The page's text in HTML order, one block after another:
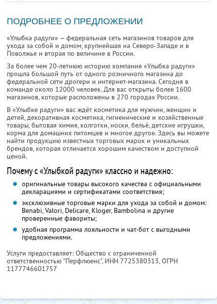
ПОДРОБНЕЕ О ПРЕДЛОЖЕНИИ
«Улыбка радуги» — федеральная сеть магазинов товаров для
ухода за собой и домом, крупнейшая на Северо-Западе и в
Поволжье и вторая по величине в России.
За более чем 20-летнюю историю компания «Улыбка радуги»
прошла большой путь от одного розничного магазина до
федеральной сети дрогери и интернет-магазина. Сегодня в
команде около 12000 человек. Для вас открыты более 1600
магазинов, которые расположены в 270 городах России.
В «Улыбке радуги» вас ждёт косметика для мужчин, женщин и
детей, декоративная косметика, гигиенические и хозяйственные
товары, бытовая химия, колготки, носки, бельё, детские игрушки,
корма для домашних питомцев и многое другое. Здесь вы можете
найти продукцию известных торговых марок и уникальных
брендов, которая отличается хорошим качеством и доступной
ценой.
Почему с «Улыбкой радуги» классно и надежно:
оригинальные товары высокого качества с официальными
декларациями и сертификатами соответствия;
эксклюзивные торговые марки для ухода за собой и домом:
Benabi, Valori, Delicare, Kloger, Bambolina и другие
проверенные фавориты;
удобная программа лояльности и чат-бот с выгодными
предложениями.
Услуги предоставляет: Общество с ограниченной
ответственностью "Перфлюенс", ИНН 7725380313, ОГРН
1177746601757